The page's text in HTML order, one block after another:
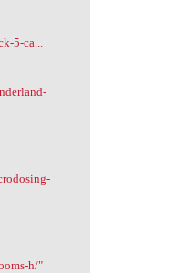
5-ca...
h/"